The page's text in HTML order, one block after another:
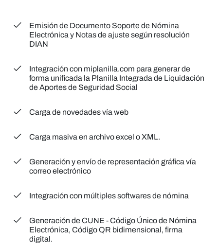
Emisión de Documento Soportede Nómina
Electrónica y Notas de ajuste según resolución
DIAN
Integración con miplanilla.com para generar de
forma unificada la Planilla Integrada de Liquidación
de Aportes de Seguridad Social
Carga de novedades vía web
Carga masiva en archivo excel o XML.
Generación y envíode representación gráfica vía
correo electrónico
Integración con múltiples softwares de nómina
Generación de CUNE - Código Único de Nómina
Electrónica, Código QR bidimensional, firma
digital.